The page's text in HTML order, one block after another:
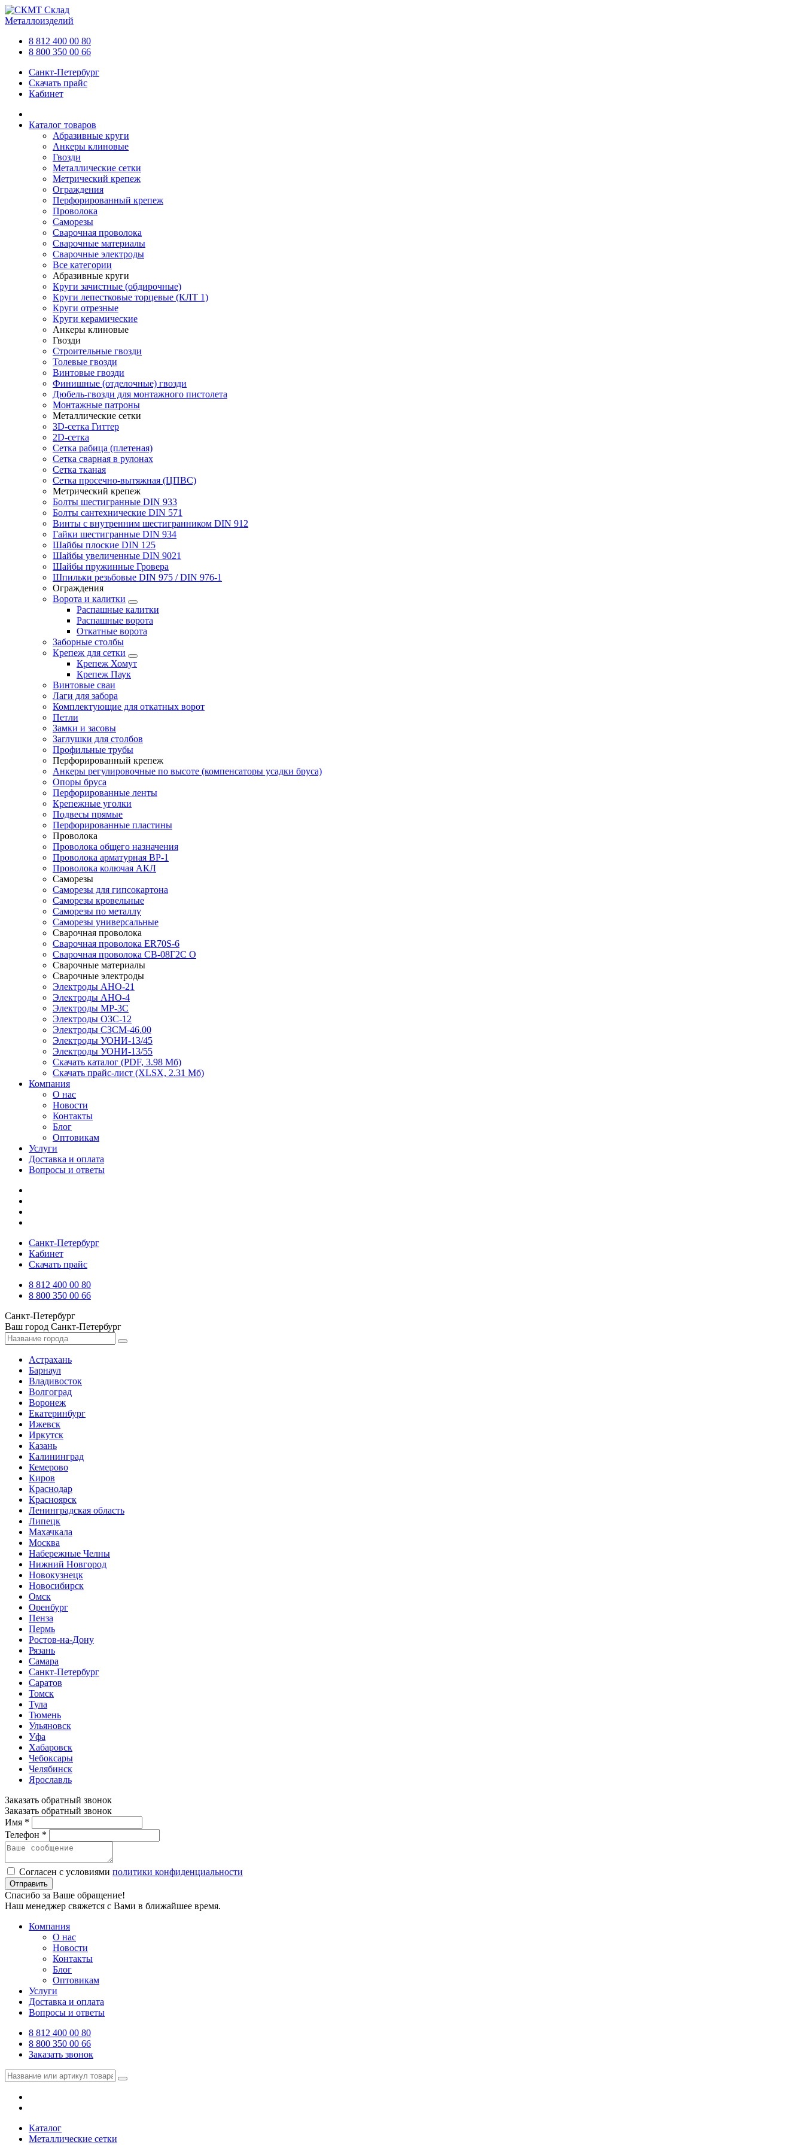
Склад
Металлоизделий
8 812 400 00 80
8 800 350 00 66
Санкт-Петербург
Скачать прайс
Кабинет
Каталог товаров
Абразивные круги
Анкеры клиновые
Гвозди
Металлические сетки
Метрический крепеж
Ограждения
Перфорированный крепеж
Проволока
Саморезы
Сварочная проволока
Сварочные материалы
Сварочные электроды
Все категории
Абразивные круги
Круги зачистные (обдирочные)
Круги лепестковые торцевые (КЛТ 1)
Круги отрезные
Круги керамические
Анкеры клиновые
Гвозди
Строительные гвозди
Толевые гвозди
Винтовые гвозди
Финишные (отделочные) гвозди
Дюбель-гвозди для монтажного пистолета
Монтажные патроны
Металлические сетки
3D-сетка Гиттер
2D-сетка
Сетка рабица (плетеная)
Сетка сварная в рулонах
Сетка тканая
Сетка просечно-вытяжная (ЦПВС)
Метрический крепеж
Болты шестигранные DIN 933
Болты сантехнические DIN 571
Винты с внутренним шестигранником DIN 912
Гайки шестигранные DIN 934
Шайбы плоские DIN 125
Шайбы увеличенные DIN 9021
Шайбы пружинные Гровера
Шпильки резьбовые DIN 975 / DIN 976-1
Ограждения
Ворота и калитки
Распашные калитки
Распашные ворота
Откатные ворота
Заборные столбы
Крепеж для сетки
Крепеж Хомут
Крепеж Паук
Винтовые сваи
Лаги для забора
Комплектующие для откатных ворот
Петли
Замки и засовы
Заглушки для столбов
Профильные трубы
Перфорированный крепеж
Анкеры регулировочные по высоте (компенсаторы усадки бруса)
Опоры бруса
Перфорированные ленты
Крепежные уголки
Подвесы прямые
Перфорированные пластины
Проволока
Проволока общего назначения
Проволока арматурная ВР-1
Проволока колючая АКЛ
Саморезы
Саморезы для гипсокартона
Саморезы кровельные
Саморезы по металлу
Саморезы универсальные
Сварочная проволока
Сварочная проволока ER70S-6
Сварочная проволока СВ-08Г2С О
Сварочные материалы
Сварочные электроды
Электроды АНО-21
Электроды АНО-4
Электроды МР-3С
Электроды ОЗС-12
Электроды СЗСМ-46.00
Электроды УОНИ-13/45
Электроды УОНИ-13/55
Скачать каталог (PDF, 3.98 Мб)
Скачать прайс-лист (XLSX, 2.31 Мб)
Компания
О нас
Новости
Контакты
Блог
Оптовикам
Услуги
Доставка и оплата
Вопросы и ответы
Санкт-Петербург
Кабинет
Скачать прайс
8 812 400 00 80
8 800 350 00 66
Санкт-Петербург
Ваш город Санкт-Петербург
Астрахань
Барнаул
Владивосток
Волгоград
Воронеж
Екатеринбург
Ижевск
Иркутск
Казань
Калининград
Кемерово
Киров
Краснодар
Красноярск
Ленинградская область
Липецк
Махачкала
Москва
Набережные Челны
Нижний Новгород
Новокузнецк
Новосибирск
Омск
Оренбург
Пенза
Пермь
Ростов-на-Дону
Рязань
Самара
Санкт-Петербург
Саратов
Томск
Тула
Тюмень
Ульяновск
Уфа
Хабаровск
Чебоксары
Челябинск
Ярославль
Заказать обратный звонок
Заказать обратный звонок
Имя *
Телефон *
Согласен с условиями политики конфиденциальности
Отправить
Спасибо за Ваше обращение!
Наш менеджер свяжется с Вами в ближайшее время.
Компания
О нас
Новости
Контакты
Блог
Оптовикам
Услуги
Доставка и оплата
Вопросы и ответы
8 812 400 00 80
8 800 350 00 66
Заказать звонок
Каталог
Металлические сетки